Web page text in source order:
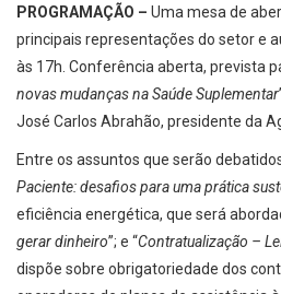
PROGRAMAÇÃO – Uma mesa de
principais representações do setor e
às 17h. Conferência aberta, prevista
novas mudanças na Saúde Suplementar
José Carlos Abrahão, presidente da
Entre os assuntos que serão
Paciente: desafios para uma prática
eficiência energética, que será
gerar dinheiro”; e “Contratualização –
dispõe sobre obrigatoriedade dos